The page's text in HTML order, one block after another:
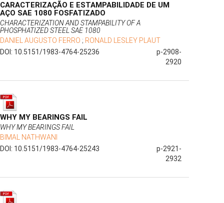
CARACTERIZAÇÃO E ESTAMPABILIDADE DE UM
AÇO SAE 1080 FOSFATIZADO
CHARACTERIZATION AND STAMPABILITY OF A
PHOSPHATIZED STEEL SAE 1080
DANIEL AUGUSTO FERRO ; RONALD LESLEY PLAUT
DOI: 10.5151/1983-4764-25236
p-2908-
2920
WHY MY BEARINGS FAIL
WHY MY BEARINGS FAIL
BIMAL NATHWANI
DOI: 10.5151/1983-4764-25243
p-2921-
2932